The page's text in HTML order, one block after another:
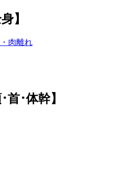
】
肉離れ
･体幹】